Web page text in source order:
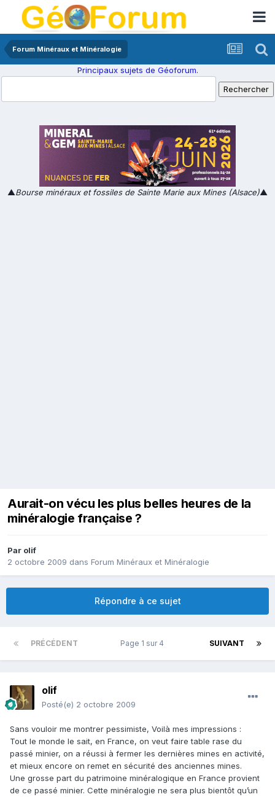
Forum Minéraux et Minéralogie
Principaux sujets de Géoforum.
▲Bourse minéraux et fossiles de Sainte Marie aux Mines (Alsace)▲
Aurait-on vécu les plus belles heures de la
minéralogie française ?
Par olif
2 octobre 2009 dans Forum Minéraux et Minéralogie
Répondre à ce sujet
PRÉCÉDENT SUIVANT
Page 1 sur 4
olif
Posté(e) 2 octobre 2009
Sans vouloir me montrer pessimiste, Voilà mes impressions :
Tout le monde le sait, en France, on veut faire table rase du
passé minier, on a réussi à fermer les dernières mines en activité,
et mieux encore on remet en sécurité des anciennes mines.
Une grosse part du patrimoine minéralogique en France provient
de ce passé minier. Cette minéralogie ne sera plus bientôt qu’un